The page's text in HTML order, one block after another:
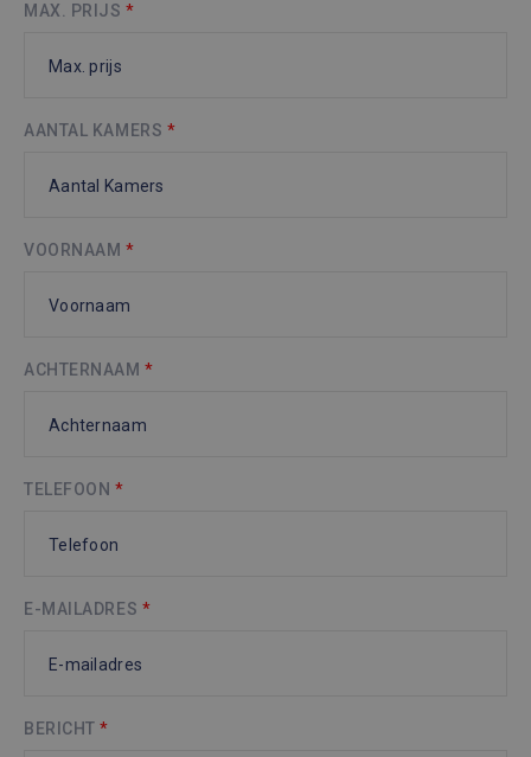
MAX. PRIJS*
AANTAL KAMERS *
VOORNAAM*
ACHTERNAAM*
TELEFOON*
E-MAILADRES *
BERICHT*